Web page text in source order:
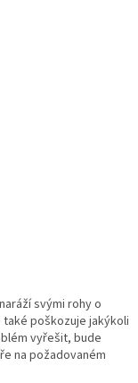
svými rohy o
poškozuje jakýkoli
vyřešit, bude
na požadovaném